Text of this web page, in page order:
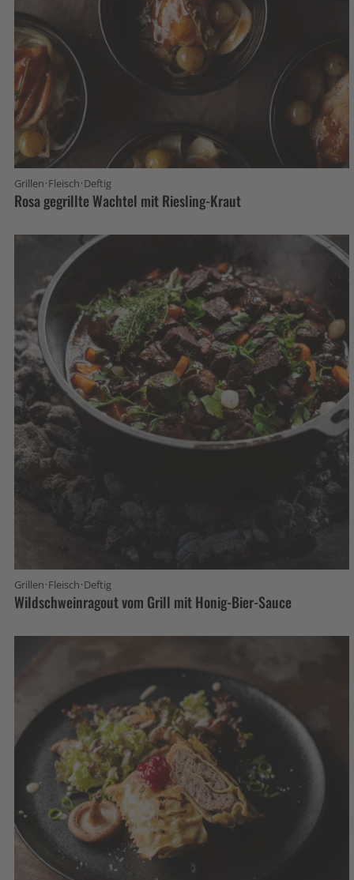
Grillen·Fleisch·Deftig
Rosa gegrillte Wachtel mit Riesling-Kraut
Grillen·Fleisch·Deftig
Wildschweinragout vom Grill mit Honig-Bier-Sauce